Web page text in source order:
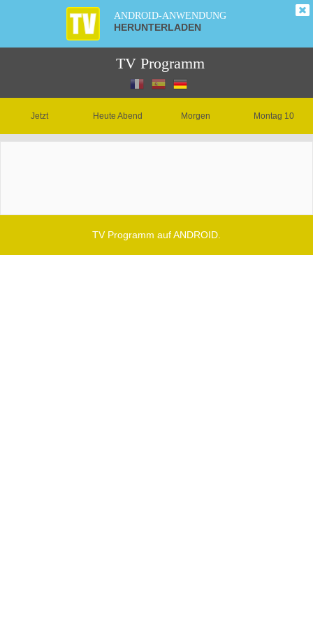
ANDROID-ANWENDUNG
HERUNTERLADEN
TV Programm
Jetzt Heute Abend Morgen Montag 10
TV Programm auf ANDROID.